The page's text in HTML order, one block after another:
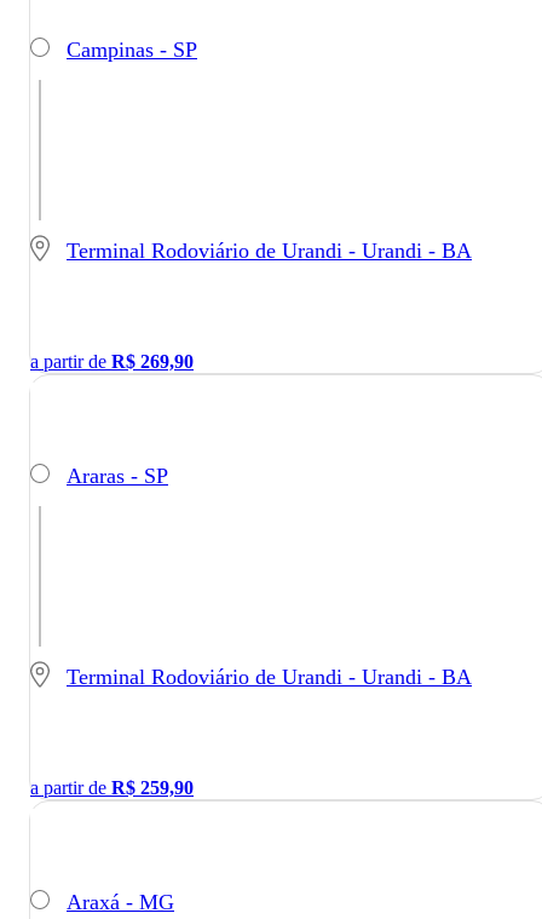
Campinas - SP
Terminal Rodoviário de Urandi - Urandi - BA
a partir de R$ 269,90
Araras - SP
Terminal Rodoviário de Urandi - Urandi - BA
a partir de R$ 259,90
Araxá - MG